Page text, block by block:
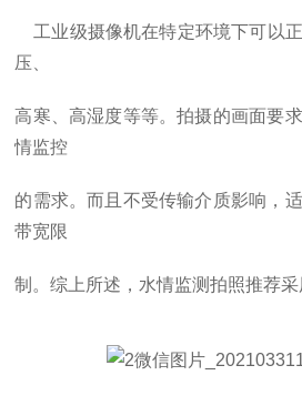
工业级摄像机在特定环境下可以
压、
高寒、高湿度等等。拍摄的画面要
情监控
的需求。而且不受传输介质影响，
带宽限
制。综上所述，水情监测拍照推荐采